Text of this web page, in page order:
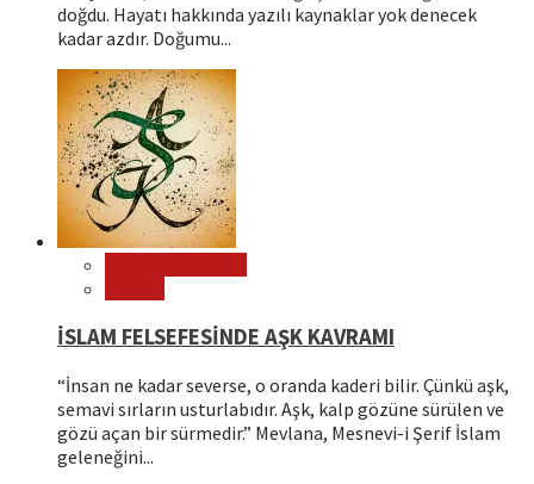
doğdu. Hayatı hakkında yazılı kaynaklar yok denecek
kadar azdır. Doğumu...
İSLAM FELSEFESİNDE AŞK KAVRAMI
“İnsan ne kadar severse, o oranda kaderi bilir. Çünkü aşk,
semavi sırların usturlabıdır. Aşk, kalp gözüne sürülen ve
gözü açan bir sürmedir.” Mevlana, Mesnevi-i Şerif İslam
geleneğini...